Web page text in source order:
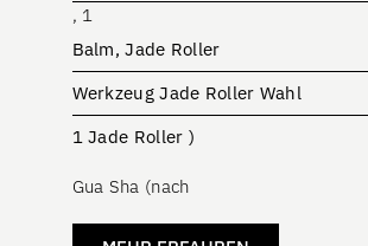
, 1
Balm, Jade Roller
Werkzeug Jade Roller Wahl
1 Jade Roller )
Gua Sha (nach